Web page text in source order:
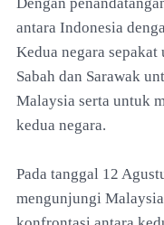
antara Indonesia
Kedua negara
Sabah dan Sarawak
Malaysia serta untuk
kedua negara.
Pada tanggal 12
mengunjungi